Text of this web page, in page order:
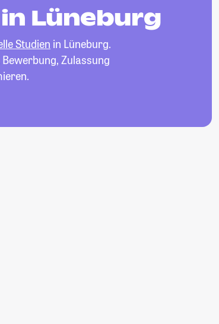
Lüneburg
Studien in Lüneburg.
Zulassung